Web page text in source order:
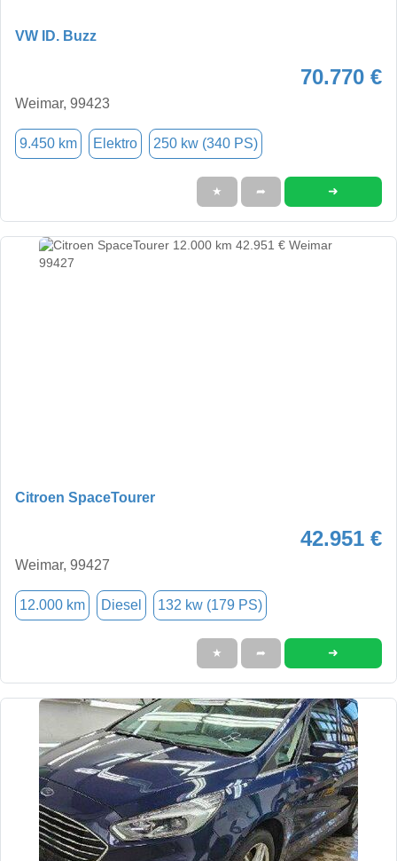
VW ID. Buzz
70.770 €
Weimar, 99423
9.450 km Elektro 250 kw (340 PS)
★ ➦ ➜
Citroen SpaceTourer
42.951 €
Weimar, 99427
12.000 km Diesel 132 kw (179 PS)
★ ➦ ➜